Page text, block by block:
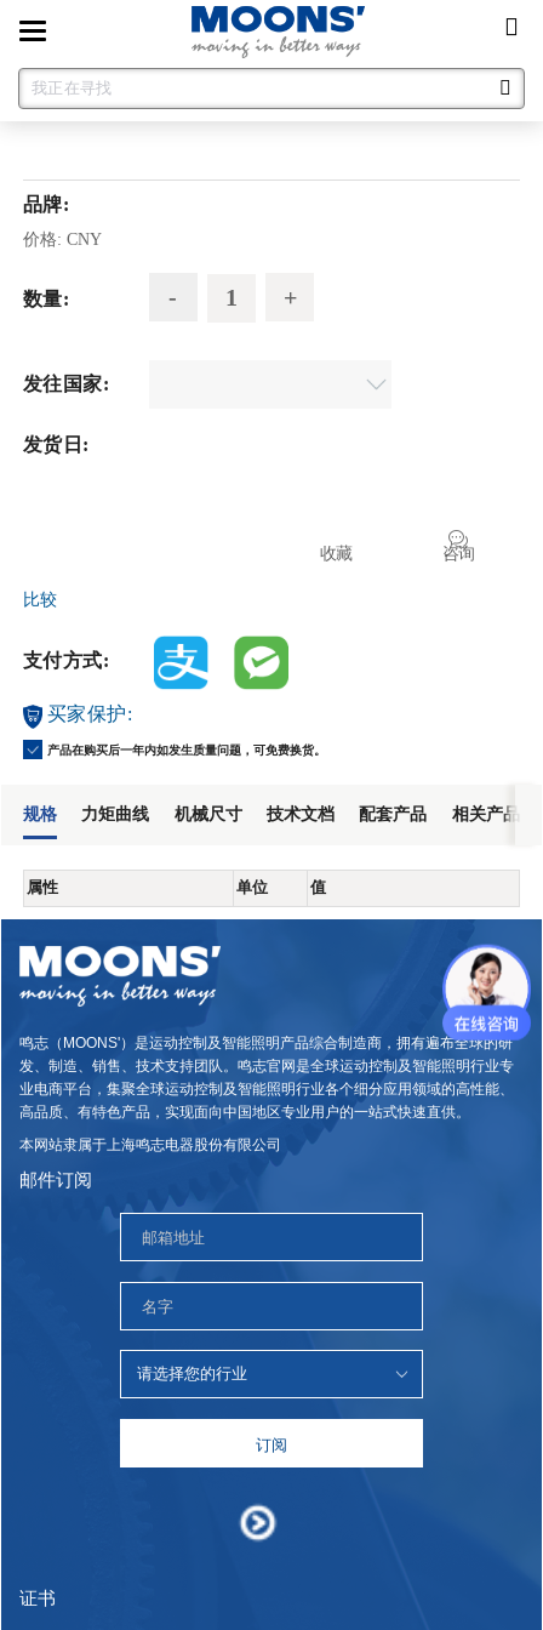
Toggle
navigation
品牌:
价格: CNY
数量:
发往国家:
发货日:
咨询
收藏
比较
支付方式:
买家保护:
产品在购买后一年内如发生质量问题，可免费换货。
规格 力矩曲线 机械尺寸 技术文档 配套产品 相关产品
属性 单位 值
鸣志（MOONS'）是运动控制及智能照明产品综合制造商，拥有遍布全球的研
发、制造、销售、技术支持团队。鸣志官网是全球运动控制及智能照明行业专
业电商平台，集聚全球运动控制及智能照明行业各个细分应用领域的高性能、
高品质、有特色产品，实现面向中国地区专业用户的一站式快速直供。
本网站隶属于上海鸣志电器股份有限公司
邮件订阅
订阅
证书